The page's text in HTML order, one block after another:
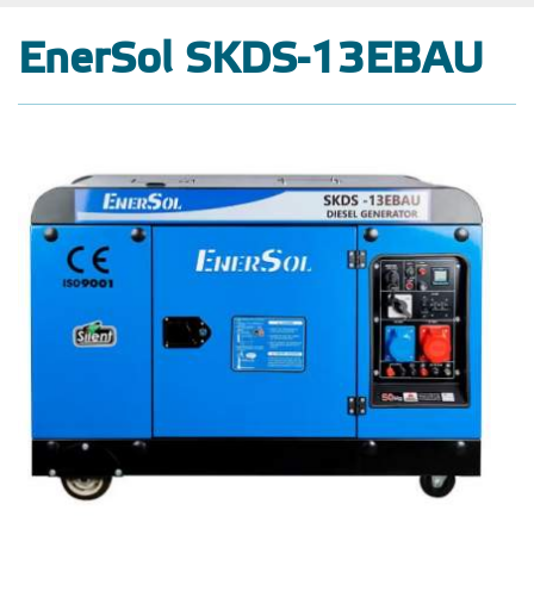
EnerSol SKDS-13EBAU